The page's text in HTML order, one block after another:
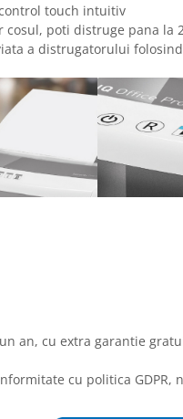
touch intuitiv
cosul, poti distruge pana la
a distrugatorului
an, cu extra garantie
cu politica GDPR,